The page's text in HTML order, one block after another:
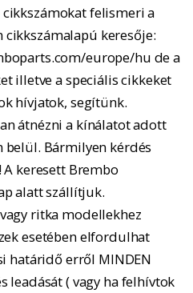
felismeri a
keresője:
europe/hu de a
illetve a speciális cikkeket
hívjatok, segítünk.
átnézni a kínálatot adott
Bármilyen kérdés
keresett Brembo
alatt szállítjuk.
ritka modellekhez
esetében elfordulhat
határidő erről MINDEN
leadását ( vagy ha felhívtok